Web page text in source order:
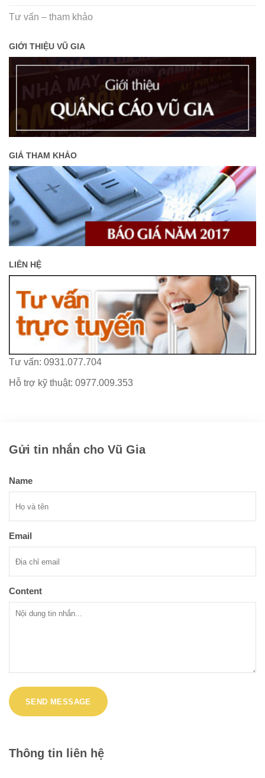
Tư vấn – tham khảo
GIỚI THIỆU VŨ GIA
GIÁ THAM KHẢO
LIÊN HỆ
Tư vấn: 0931.077.704
Hỗ trợ kỹ thuật: 0977.009.353
Gửi tin nhắn cho Vũ Gia
Name
Email
Content
Thông tin liên hệ